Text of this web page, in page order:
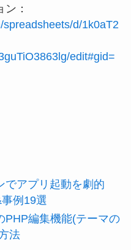
：
d/1k0aT2
edit#gid=
でアプリ起動を劇的
例19選
PHP編集機能(テーマの
法